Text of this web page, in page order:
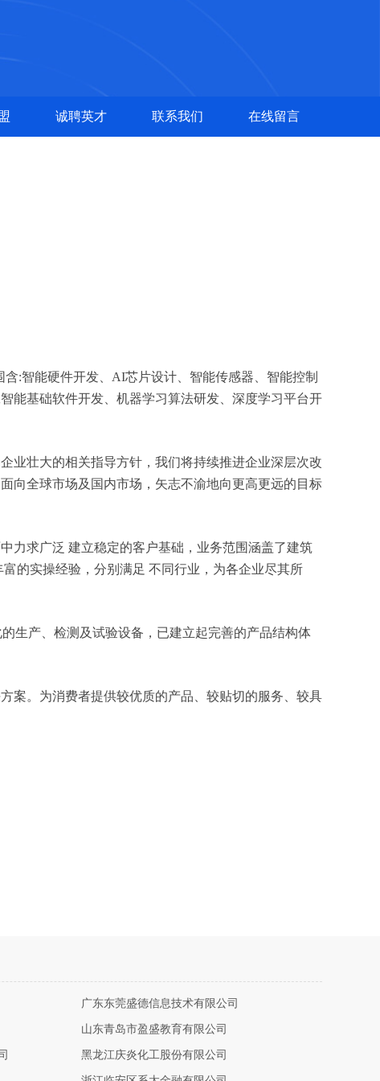
诚聘英才 联系我们 在线留言
:智能硬件开发、AI芯片设计、智能传感器、智能控制
能基础软件开发、机器学习算法研发、深度学习平台开
业壮大的相关指导方针，我们将持续推进企业深层次改
向全球市场及国内市场，矢志不渝地向更高更远的目标
力求广泛 建立稳定的客户基础，业务范围涵盖了建筑
的实操经验，分别满足 不同行业，为各企业尽其所
生产、检测及试验设备，已建立起完善的产品结构体
案。为消费者提供较优质的产品、较贴切的服务、较具
广东东莞盛德信息技术有限公司
山东青岛市盈盛教育有限公司
黑龙江庆炎化工股份有限公司